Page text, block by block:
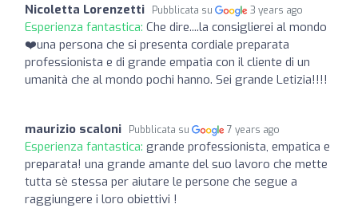
Nicoletta Lorenzetti Pubblicata su 3 years ago
Esperienza fantastica: Che dire....la consiglierei al mondo
❤️una persona che si presenta cordiale preparata
professionista e di grande empatia con il cliente di un
umanità che al mondo pochi hanno. Sei grande Letizia!!!!
maurizio scaloni Pubblicata su 7 years ago
Esperienza fantastica: grande professionista, empatica e
preparata! una grande amante del suo lavoro che mette
tutta sè stessa per aiutare le persone che segue a
raggiungere i loro obiettivi !